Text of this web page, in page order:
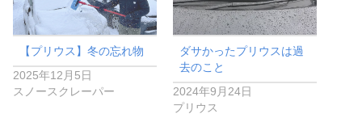
【プリウス】冬の忘れ物
2025年12月5日
スノースクレーパー
ダサかったプリウスは過
去のこと
2024年9月24日
プリウス